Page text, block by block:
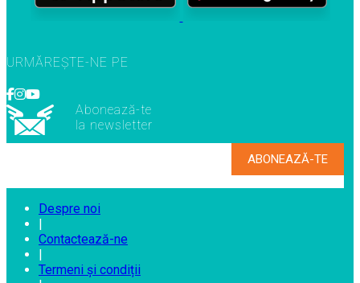
URMĂREȘTE-NE PE
Abonează-te
la newsletter
Despre noi
|
Contactează-ne
|
Termeni și condiții